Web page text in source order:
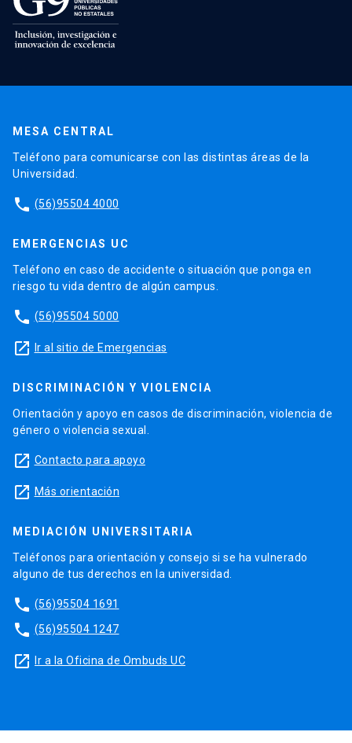
MESA CENTRAL
Teléfono para comunicarse con las distintas áreas de la
Universidad.
phone (56)95504 4000
EMERGENCIAS UC
Teléfono en caso de accidente o situación que ponga en
riesgo tu vida dentro de algún campus.
phone (56)95504 5000
launch Ir al sitio de Emergencias
DISCRIMINACIÓN Y VIOLENCIA
Orientación y apoyo en casos de discriminación, violencia de
género o violencia sexual.
launch Contacto para apoyo
launch Más orientación
MEDIACIÓN UNIVERSITARIA
Teléfonos para orientación y consejo si se ha vulnerado
alguno de tus derechos en la universidad.
phone (56)95504 1691
phone (56)95504 1247
launch Ir a la Oficina de Ombuds UC